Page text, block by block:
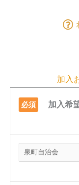
加入
必須 加入希